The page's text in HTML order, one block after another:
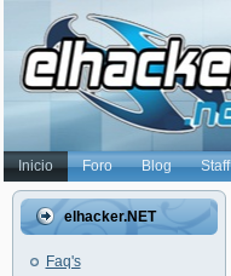
Inicio Foro Blog Staff
elhacker.NET
Faq's